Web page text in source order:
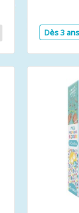
Dès 3 ans